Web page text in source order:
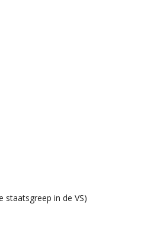
staatsgreep in de VS)